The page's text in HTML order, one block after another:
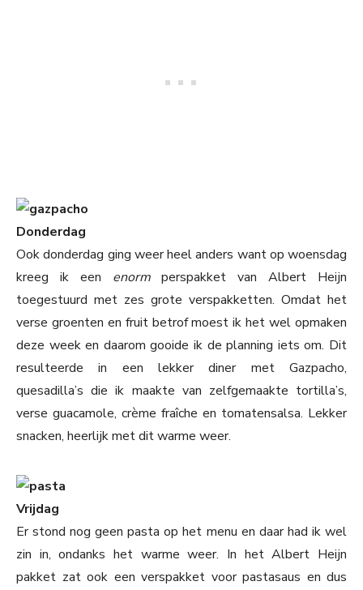
Donderdag
Ook donderdag ging weer heel anders want op woensdag
kreeg ik een enormperspakket van Albert Heijn
toegestuurd met zes grote verspakketten. Omdat het
verse groenten en fruit betrof moest ik het wel opmaken
deze week en daarom gooide ik de planning iets om. Dit
resulteerde in een lekker diner met Gazpacho,
quesadilla’s die ik maakte van zelfgemaakte tortilla’s,
verse guacamole, crème fraîche en tomatensalsa. Lekker
snacken, heerlijk met dit warme weer.
Vrijdag
Er stond nog geen pasta op het menu en daar had ik wel
zin in, ondanks het warme weer. In het Albert Heijn
pakket zat ook een verspakket voor pastasaus en dus